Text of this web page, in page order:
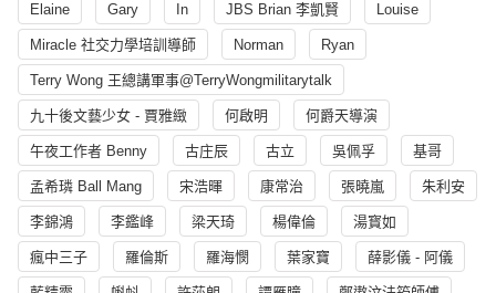
Elaine Gary In JBS Brian 李凱賢 Louise
Miracle 社交力學培訓導師 Norman Ryan
Terry Wong 王總講軍事@TerryWongmilitarytalk
九十後文藝少女 - 賈雅緻 何啟明 何爵天導演
午夜工作者 Benny 古庄辰 古立 吳佩孚 基哥
孟希璘 Ball Mang 宋浩暉 康常治 張曉嵐 朱利安
李錦鴻 李鑑峰 梁天琦 楊偉倫 湯寳如
瘋中三子 羅倫斯 羅海憫 葉家寶 薛影儀 - 阿儀